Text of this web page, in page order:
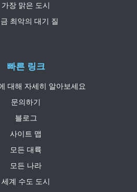
빠른 링크
대해 자세히 알아보세요
문의하기
블로그
사이트 맵
모든 대륙
모든 나라
세계 수도 도시
가장 맑은 도시
최악의 대기 질